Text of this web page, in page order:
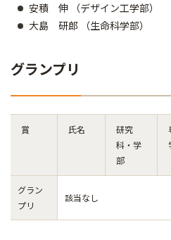
安積 伸 （デザイン工学部）
大島 研郎 （生命科学部）
グランプリ
賞 氏名
研究
科・学
部
グラン
プリ
該当なし